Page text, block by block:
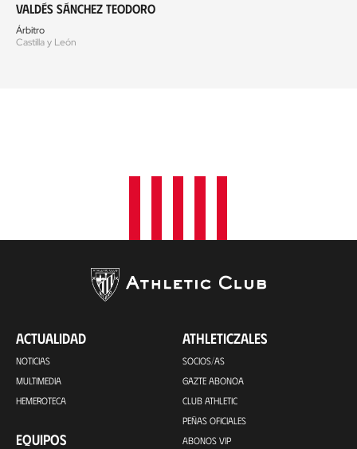
Valdés Sánchez Teodoro
Árbitro
Castilla y León
ACTUALIDAD
NOTICIAS
MULTIMEDIA
HEMEROTECA
EQUIPOS
ATHLETICZALES
SOCIOS/AS
GAZTE ABONOA
CLUB ATHLETIC
PEÑAS OFICIALES
ABONOS VIP